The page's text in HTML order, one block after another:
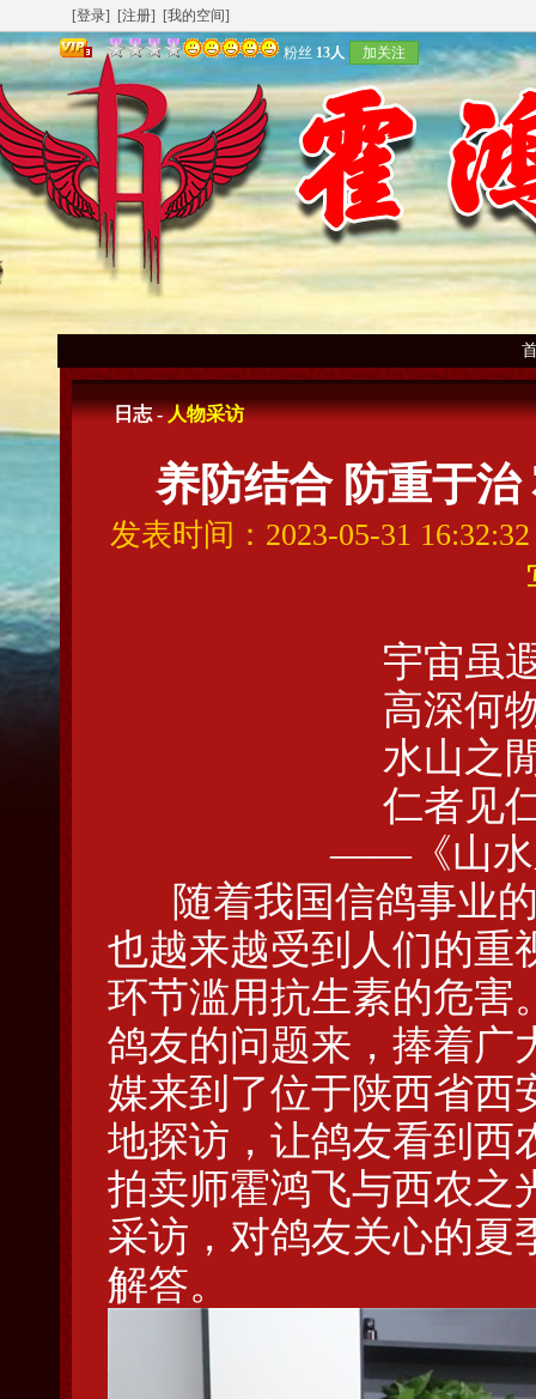
[登录] [注册] [我的空间]
粉丝 13人 加关注
日志 -人物采访
养防结合 防重于
发表时间：2023-05-31
宇宙虽
高深何
水山之
仁者见
——《山水
随着我国信鸽事业的
也越来越受到人们的重
环节滥用抗生素的危害
鸽友的问题来，捧着广
媒来到了位于陕西省西
地探访，让鸽友看到西
拍卖师霍鸿飞与西农之
采访，对鸽友关心的夏
解答。